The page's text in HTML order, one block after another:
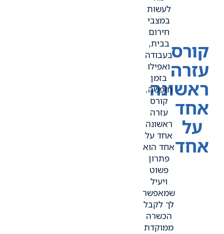
קורס
עזרה
ראשונה
אחד
על
אחד
לעשות
במצבי
חירום
בבית,
בעבודה
ואפילו
בזמן
חופשה.
קורס
עזרה
ראשונה
אחד על
אחד הוא
פתרון
פשוט
ויעיל
שמאפשר
לך לקבל
הכשרה
ממוקדת